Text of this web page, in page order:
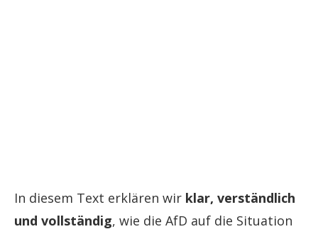
In diesem Text erklären wir klar, verständlich
und vollständig, wie die AfD auf die Situation